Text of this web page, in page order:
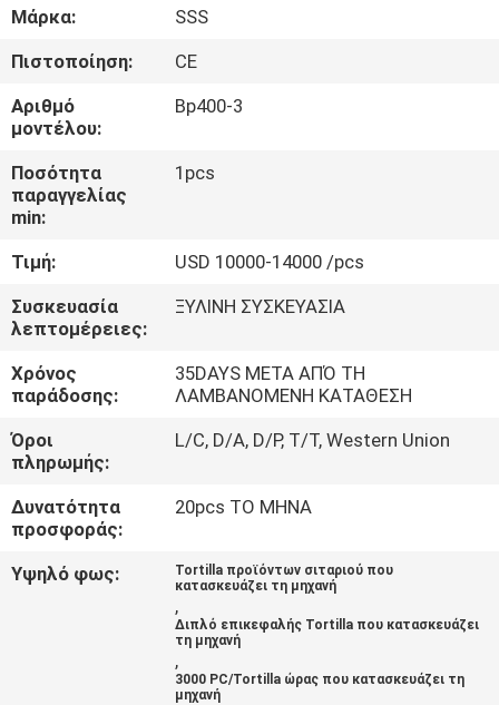
ΣΧΕΤΙΚΆ
ΜΕ
ΕΜΆΣ
ΕΠΙΣΚΕΨΉ
ΕΡΓΟΣΤΑΣΊΟΥ
ΈΛΕΓΧΟΣ
ΠΟΙΌΤΗΤΑΣ
ΕΠΙΚΟΙΝΩΝΉΣΤΕ
ΜΑΖΊ
ΜΑΣ
ΖΗΤΉΣΤΕ
ΜΙΑ
Μάρκα:
SSS
Πιστοποίηση:
CE
Αριθμό
μοντέλου:
Bp400-3
Ποσότητα
παραγγελίας
min:
1pcs
Τιμή:
USD 10000-14000 /pcs
Συσκευασία
λεπτομέρειες:
ΞΥΛΙΝΗ ΣΥΣΚΕΥΑΣΙΑ
Χρόνος
παράδοσης:
35DAYS ΜΕΤΑ ΑΠΌ ΤΗ
ΛΑΜΒΑΝΟΜΕΝΗ ΚΑΤΑΘΕΣΗ
Όροι
πληρωμής:
L/C, D/A, D/P, T/T, Western Union
Δυνατότητα
προσφοράς:
20pcs ΤΟ ΜΗΝΑ
Υψηλό φως:
Tortilla προϊόντων σιταριού που
κατασκευάζει τη μηχανή
,
Διπλό επικεφαλής Tortilla που κατασκευάζει
τη μηχανή
,
3000 PC/Tortilla ώρας που κατασκευάζει τη
μηχανή